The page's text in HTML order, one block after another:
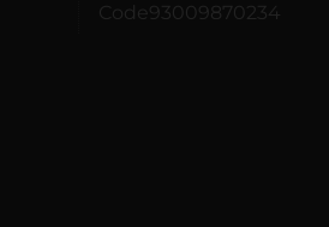
Code93009870234